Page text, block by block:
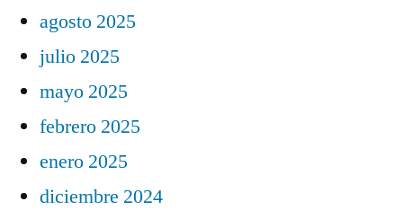
agosto 2025
julio 2025
mayo 2025
febrero 2025
enero 2025
diciembre 2024